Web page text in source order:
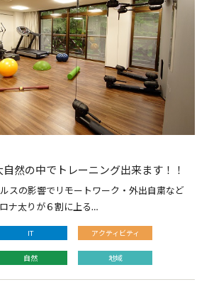
然の中でトレーニング出来ます！！
スの影響でリモートワーク・外出自粛など
ナ太りが６割に上る…
IT アクティビティ
自然 地域